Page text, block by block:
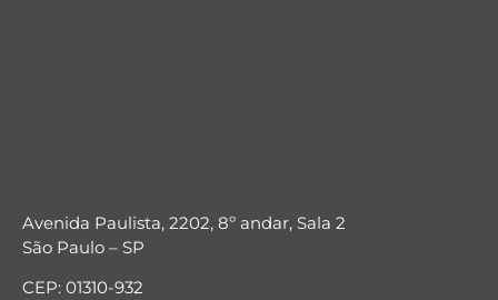
Avenida Paulista, 2202, 8º andar, Sala 2
São Paulo – SP
CEP: 01310-932